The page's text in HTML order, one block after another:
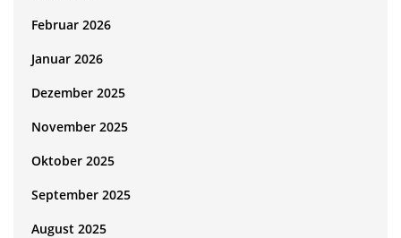
Februar 2026
Januar 2026
Dezember 2025
November 2025
Oktober 2025
September 2025
August 2025